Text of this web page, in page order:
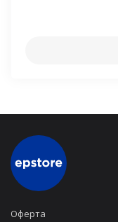
Оферта